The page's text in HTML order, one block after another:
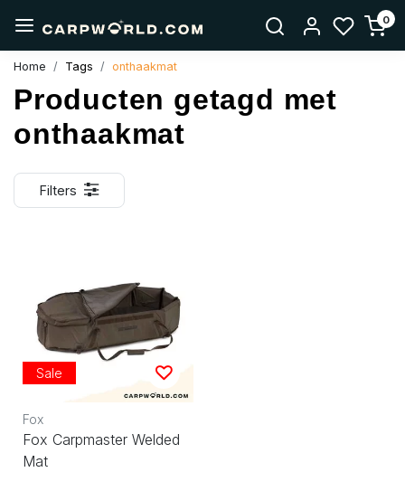
0
Home Tags onthaakmat
Producten getagd met
onthaakmat
Filters
Sale
Fox
Fox Carpmaster Welded
Mat